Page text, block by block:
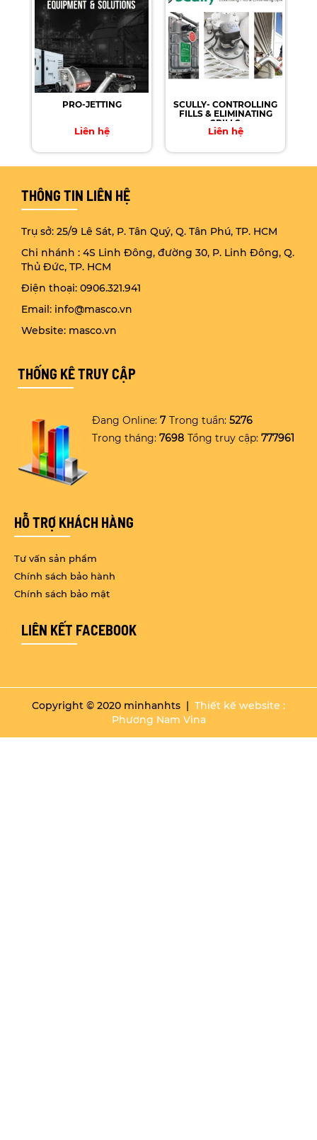
PRO-JETTING
Liên hệ
SCULLY- CONTROLLING
FILLS & ELIMINATING
SPILLS
Liên hệ
THÔNG TIN LIÊN HỆ
Trụ sở: 25/9 Lê Sát, P. Tân Quý, Q. Tân Phú, TP. HCM
Chi nhánh : 4S Linh Đông, đường 30, P. Linh Đông, Q.
Thủ Đức, TP. HCM
Điện thoại: 0906.321.941
Email: info@masco.vn
Website: masco.vn
THỐNG KÊ TRUY CẬP
Đang Online: 7 Trong tuần: 5276
Trong tháng: 7698 Tổng truy cập: 777961
HỖ TRỢ KHÁCH HÀNG
Tư vấn sản phẩm
Chính sách bảo hành
Chính sách bảo mật
LIÊN KẾT FACEBOOK
Copyright © 2020 minhanhts | Thiết kế website :
Phương Nam Vina